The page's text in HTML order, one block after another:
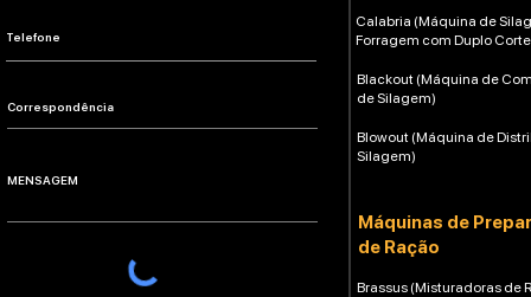
Calabria (Máquina de
Forragem com Duplo
Blackout (Máquina de
de Silagem)
Blowout (Máquina de
Silagem)
Máquinas de
de Ração
Brassus (Misturadoras de